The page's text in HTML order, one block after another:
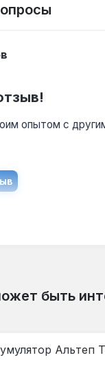
котла 30 кВт
температуры 20-22
опытом с
отзывы только на
быть